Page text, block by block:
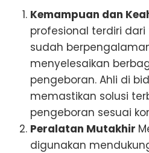
Kemampuan dan
profesional terdiri
sudah
menyelesaikan
pengeboran. Ahli di
memastikan solusi
pengeboran sesuai
Peralatan Mutakhir
digunakan